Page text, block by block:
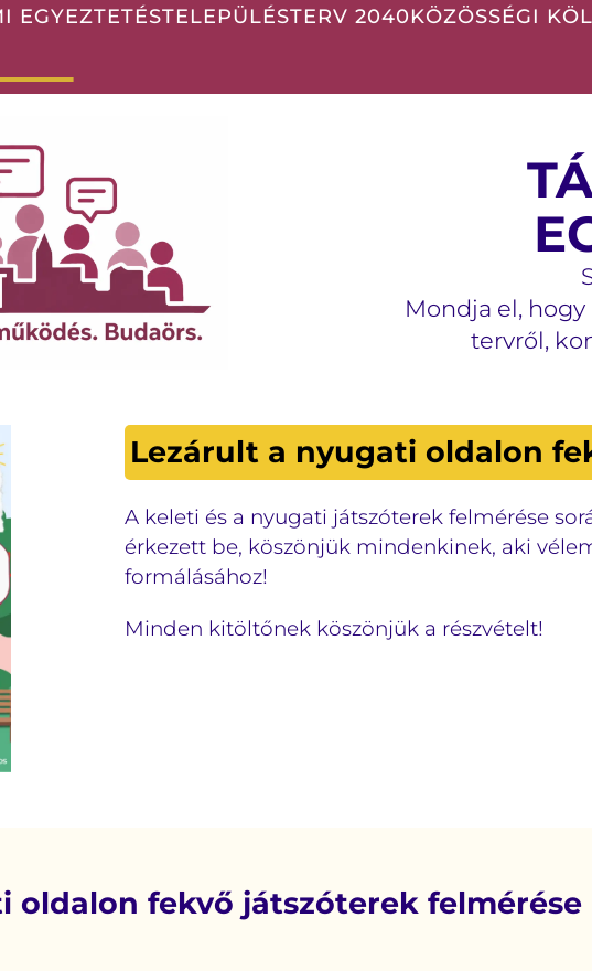
EGYEZTETÉSTELEPÜLÉSTERV 2040KÖZÖSSÉGI
Mondja el,
tervről,
Lezárult a nyugati oldalon
A keleti és a nyugati játszóterek felmérése
érkezett be, köszönjük mindenkinek, aki
formálásához!
Minden kitöltőnek köszönjük a részvételt!
oldalon fekvő játszóterek felmérése